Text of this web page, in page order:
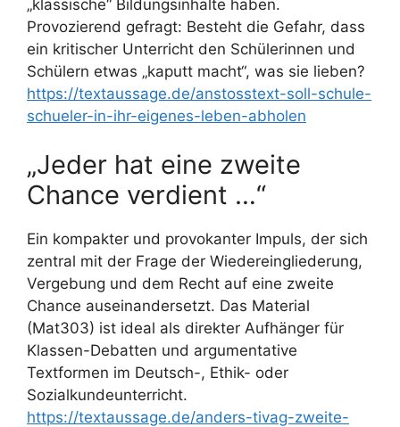
„klassische“ Bildungsinhalte haben.
Provozierend gefragt: Besteht die Gefahr, dass
ein kritischer Unterricht den Schülerinnen und
Schülern etwas „kaputt macht“, was sie lieben?
https://textaussage.de/anstosstext-soll-schule-
schueler-in-ihr-eigenes-leben-abholen
„Jeder hat eine zweite
Chance verdient …“
Ein kompakter und provokanter Impuls, der sich
zentral mit der Frage der Wiedereingliederung,
Vergebung und dem Recht auf eine zweite
Chance auseinandersetzt. Das Material
(Mat303) ist ideal als direkter Aufhänger für
Klassen-Debatten und argumentative
Textformen im Deutsch-, Ethik- oder
Sozialkundeunterricht.
https://textaussage.de/anders-tivag-zweite-